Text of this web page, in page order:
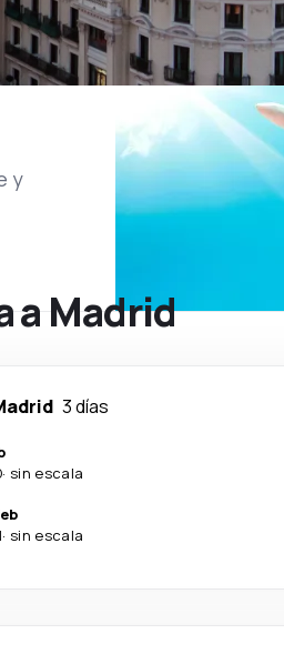
y
a Madrid
3 días
· sin escala
· sin escala